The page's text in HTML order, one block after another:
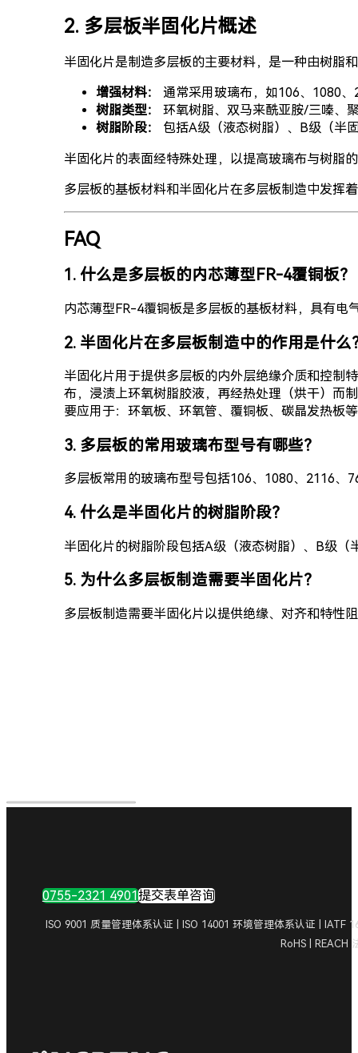
2. 多层板半固化片概述
半固化片是制造多层板的主要材料，是一种由树脂
增强材料：
通常采用玻璃布，如106、1080
树脂类型：
环氧树脂、双马来酰亚胺/三嗪、
树脂阶段：
包括A级（液态树脂）、B级（半
半固化片的表面经特殊处理，以提高玻璃布与树脂
多层板的基板材料和半固化片在多层板制造中发挥
FAQ
1. 什么是多层板的内芯薄型FR-4覆铜板？
内芯薄型FR-4覆铜板是多层板的基板材料，具有电
2. 半固化片在多层板制造中的作用是什么
半固化片用于提供多层板的内外层绝缘介质和控制
布，浸渍上环氧树脂胶液，再经热处理（烘干）而
要应用于：环氧板、环氧管、覆铜板、碳晶发热板
3. 多层板的常用玻璃布型号有哪些？
多层板常用的玻璃布型号包括106、1080、2116、
4. 什么是半固化片的树脂阶段？
半固化片的树脂阶段包括A级（液态树脂）、B级（
5. 为什么多层板制造需要半固化片？
多层板制造需要半固化片以提供绝缘、对齐和特性
0755-2321 4901提交表单咨询
ISO 9001 质量管理体系认证 | ISO 14001 环境管理体系认证 | IATF
RoHS | REACH